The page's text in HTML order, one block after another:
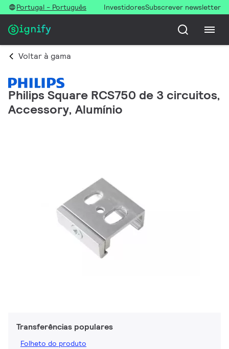
Portugal - Português InvestidoresSubscrever newsletter
Voltar à gama
Philips Square RCS750 de 3 circuitos,
Accessory, Alumínio
Transferências populares
Folheto do produto